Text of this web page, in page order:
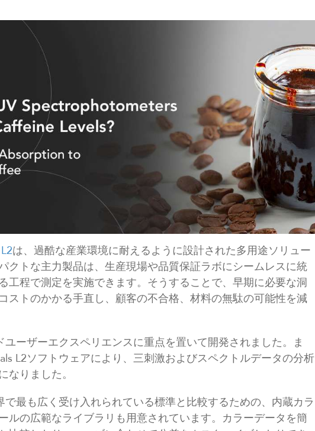
は、過酷な産業環境に耐えるように設計された多用途ソリュー
クトな主力製品は、生産現場や品質保証ラボにシームレスに統
工程で測定を実施できます。そうすることで、早期に必要な洞
ストのかかる手直し、顧客の不合格、材料の無駄の可能性を減
ーザーエクスペリエンスに重点を置いて開発されました。ま
L2ソフトウェアにより、三刺激およびスペクトルデータの分析
なりました。
で最も広く受け入れられている標準と比較するための、内蔵カラ
ルの広範なライブラリも用意されています。カラーデータを簡